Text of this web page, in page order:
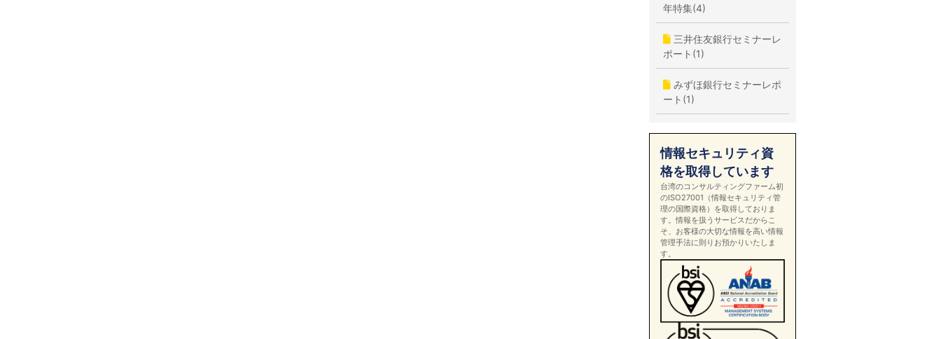
年特集(4)
三井住友銀行セミナーレ
ポート(1)
みずほ銀行セミナーレポ
ート(1)
情報セキュリティ資
格を取得しています
台湾のコンサルティングファーム初
のISO27001（情報セキュリティ管
理の国際資格）を取得しておりま
す。情報を扱うサービスだからこ
そ、お客様の大切な情報を高い情報
管理手法に則りお預かりいたしま
す。